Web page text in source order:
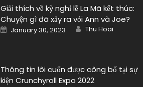
Giải thích về kỳ nghỉ lễ La Mã kết thúc:
Chuyện gì đã xảy ra với Ann và Joe?
Posted
on
January 30, 2023 Author
Thu Hoai
Thông tin lôi cuốn được công bố tại sự
kiện Crunchyroll Expo 2022